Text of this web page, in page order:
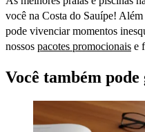
você na Costa do Sauípe!
pode vivenciar momentos
nossos pacotes promocionais e
Você também pode